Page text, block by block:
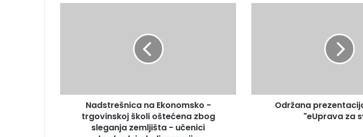
Nadstrešnica na Ekonomsko -
trgovinskoj školi oštećena zbog
sleganja zemljišta - učenici
Održana
"eUprava za